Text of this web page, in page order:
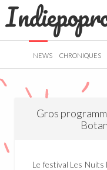
NEWS CHRONIQUES
Gros
Le festival Les